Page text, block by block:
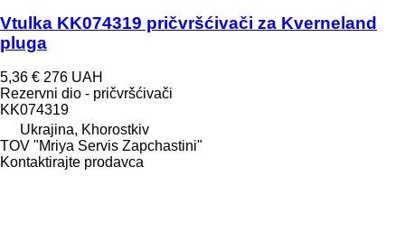
Vtulka KK074319 pričvršćivači za Kverneland
pluga
5,36 € 276 UAH
Rezervni dio - pričvršćivači
KK074319
Ukrajina, Khorostkiv
TOV "Mriya Servis Zapchastini"
Kontaktirajte prodavca